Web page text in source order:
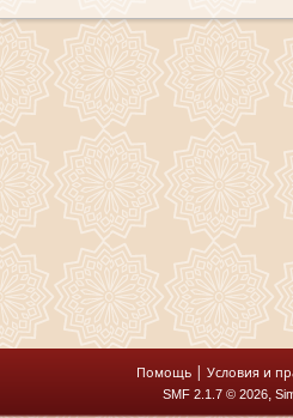
Помощь | Условия и
SMF 2.1.7 © 2026,